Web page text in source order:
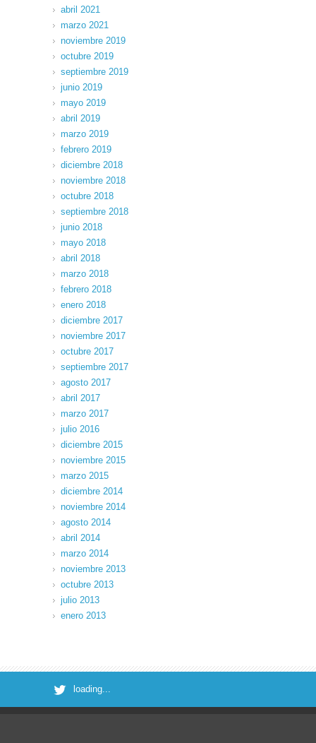
abril 2021
marzo 2021
noviembre 2019
octubre 2019
septiembre 2019
junio 2019
mayo 2019
abril 2019
marzo 2019
febrero 2019
diciembre 2018
noviembre 2018
octubre 2018
septiembre 2018
junio 2018
mayo 2018
abril 2018
marzo 2018
febrero 2018
enero 2018
diciembre 2017
noviembre 2017
octubre 2017
septiembre 2017
agosto 2017
abril 2017
marzo 2017
julio 2016
diciembre 2015
noviembre 2015
marzo 2015
diciembre 2014
noviembre 2014
agosto 2014
abril 2014
marzo 2014
noviembre 2013
octubre 2013
julio 2013
enero 2013
loading...